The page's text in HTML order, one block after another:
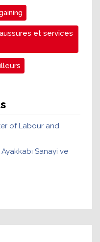
et services
of Labour and
Sanayi ve